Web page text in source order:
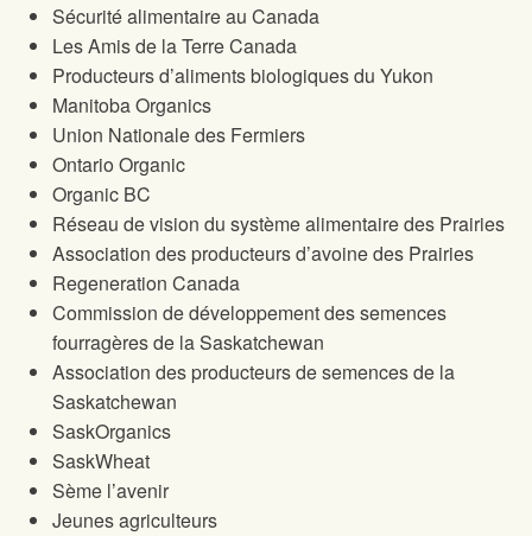
Sécurité alimentaire au Canada
Les Amis de la Terre Canada
Producteurs d’aliments biologiques du Yukon
Manitoba Organics
Union Nationale des Fermiers
Ontario Organic
Organic BC
Réseau de vision du système alimentaire des Prairies
Association des producteurs d’avoine des Prairies
Regeneration Canada
Commission de développement des semences
fourragères de la Saskatchewan
Association des producteurs de semences de la
Saskatchewan
SaskOrganics
SaskWheat
Sème l’avenir
Jeunes agriculteurs